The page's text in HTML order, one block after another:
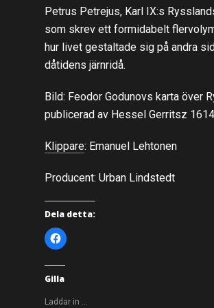
Petrus Petrejus, Karl IX:s
som skrev ett formidabelt
hur livet gestaltade sig på andra
dåtidens järnridå.
Bild: Feodor Godunovs karta över
publicerad av Hessel Gerritsz 1614
Klippare: Emanuel Lehtonen
Producent: Urban Lindstedt
Dela detta:
K
l
k
a
f
r
Gilla
Laddar in …